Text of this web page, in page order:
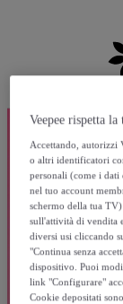
Veepee rispetta
Accettando, autorizzi
o altri identificatori
personali (come i
nel tuo account
schermo della tua
sull'attività di vendita
diversi usi cliccando
"Continua senza
dispositivo. Puoi
link "Configurare"
Cookie depositati